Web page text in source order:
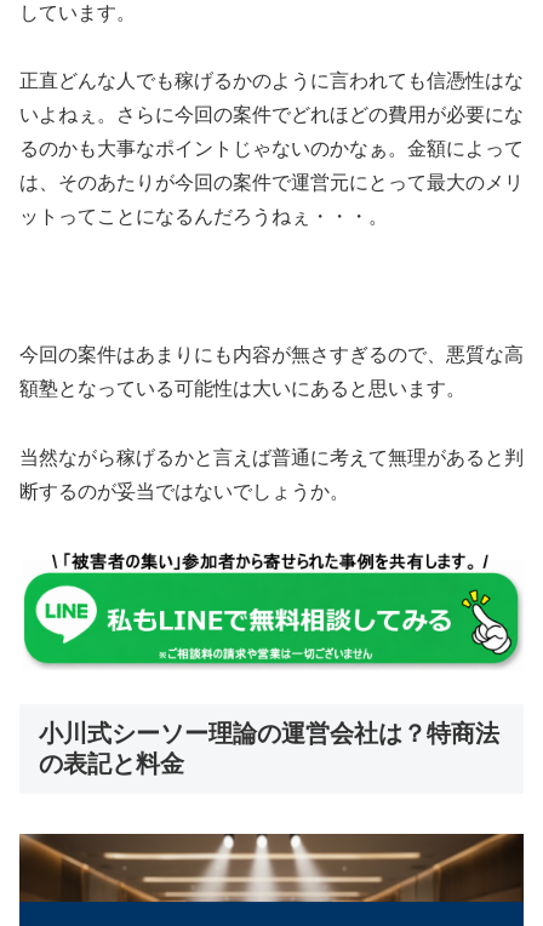
しています。
正直どんな人でも稼げるかのように言われても信憑性はな
いよねぇ。さらに今回の案件でどれほどの費用が必要にな
るのかも大事なポイントじゃないのかなぁ。金額によって
は、そのあたりが今回の案件で運営元にとって最大のメリ
ットってことになるんだろうねぇ・・・。
今回の案件はあまりにも内容が無さすぎるので、悪質な高
額塾となっている可能性は大いにあると思います。
当然ながら稼げるかと言えば普通に考えて無理があると判
断するのが妥当ではないでしょうか。
小川式シーソー理論の運営会社は？特商法
の表記と料金